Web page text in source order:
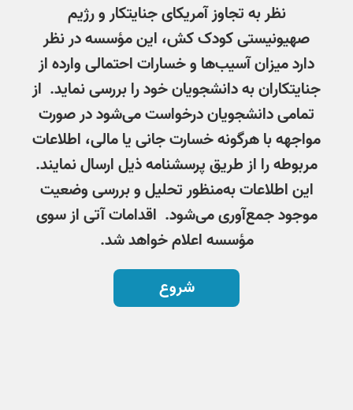
نظر به تجاوز آمریکای جنایتکار و رژیم
صهیونیستی کودک کش، این مؤسسه در نظر
دارد میزان آسیب‌ها و خسارات احتمالی وارده از
جنایتکاران به دانشجویان خود را بررسی نماید. از
تمامی دانشجویان درخواست می‌شود در صورت
مواجهه با هرگونه خسارت جانی یا مالی، اطلاعات
مربوطه را از طریق پرسشنامه ذیل ارسال نمایند.
این اطلاعات به‌منظور تحلیل و بررسی وضعیت
موجود جمع‌آوری می‌شود. اقدامات آتی از سوی
مؤسسه اعلام خواهد شد.
شروع